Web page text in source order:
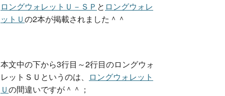
ロングウォレットＵ－ＳＰ と ロングウォレ
ットＵの2本が掲載されました＾＾
本文中の下から3行目～2行目のロングウォ
レットＳＵというのは、
ロングウォレット
Ｕの間違いですが＾＾；